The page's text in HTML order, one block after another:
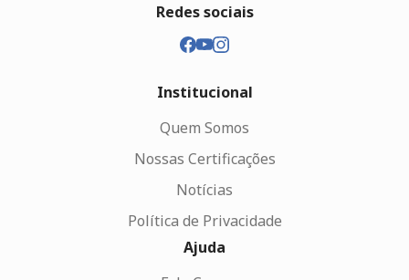
Redes sociais
Institucional
Quem Somos
Nossas Certificações
Notícias
Política de Privacidade
Ajuda